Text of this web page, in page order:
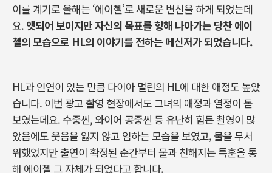
이를 계기로 올해는 ‘에이첼’로 새로운 변신을 하게 되었는데
요. 앳되어 보이지만 자신의 목표를 향해 나아가는 당찬 에이
첼의 모습으로 HL의 이야기를 전하는 메신저가 되었습니다.
HL과 인연이 있는 만큼 다이아 멀린의 HL에 대한 애정도 높았
습니다. 이번 광고 촬영 현장에서도 그녀의 애정과 열정이 돋
보였는데요. 수중씬, 와이어 공중씬 등 유난히 힘든 촬영이 많
았음에도 웃음을 잃지 않고 임하는 모습을 보였고, 물을 무서
워했었지만 출연이 확정된 순간부터 물과 친해지는 특훈을 통
해 에이첼 그 자체가 되었다고 합니다.